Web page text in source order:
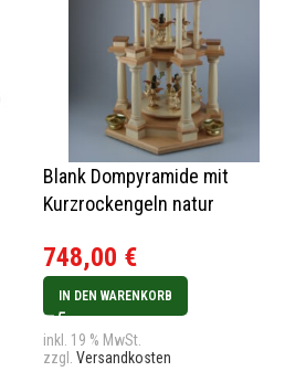
Blank Dompyramide mit
Kurzrockengeln natur
748,00 €
IN DEN WARENKORB
inkl. 19 % MwSt.
zzgl. Versandkosten